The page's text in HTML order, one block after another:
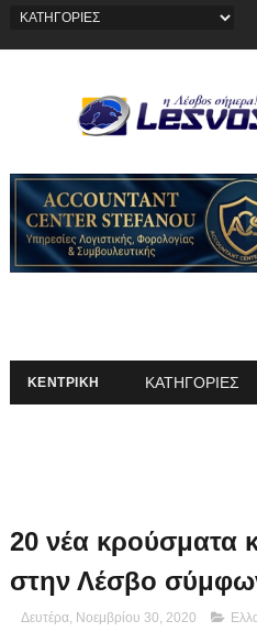
ΚΕΝΤΡΙΚΗ
20 νέα κρούσματα
στην Λέσβο
Δευτέρα, Νοεμβρίου 30, 2020